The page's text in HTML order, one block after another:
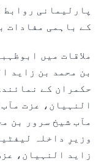
پارلیمانی
کے باہمی مفادات
ملاقات میں
بن محمد بن زاید
حکمران کے
النہیان، عزت
مآب شیخ سرور بن
وزیرِ داخلہ
زاید النہیان،